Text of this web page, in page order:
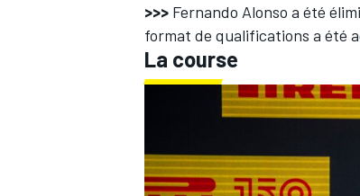
>>> Fernando Alonso a été
format de qualifications a été
La course